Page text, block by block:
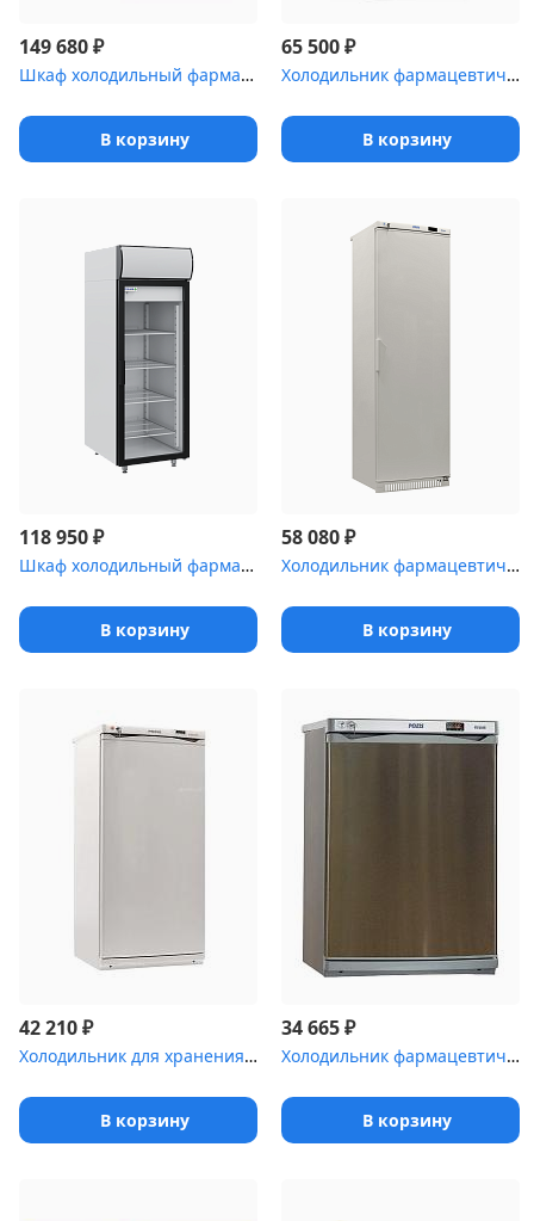
149 680₽
Шкаф холодильный фармацевтический Polair ШХФ-1,0ДС со стеклянной ...
В корзину
65 500₽
Холодильник фармацевтический Pozis ХЛ-250-1(ТС) с тонированной с...
В корзину
118 950₽
Шкаф холодильный фармацевтический Polair ШХФ-0,7ДС со стеклянной ...
В корзину
58 080₽
Холодильник фармацевтический Pozis ХФ-400-2 с металлической дверь...
В корзину
42 210₽
Холодильник для хранения крови POZIS ХК-250-2
В корзину
34 665₽
Холодильник фармацевтический Pozis ХФ-140 серебристый
В корзину